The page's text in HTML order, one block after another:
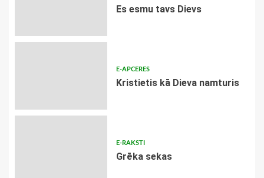
Es esmu tavs Dievs
E-APCERES
Kristietis kā Dieva namturis
E-RAKSTI
Grēka sekas